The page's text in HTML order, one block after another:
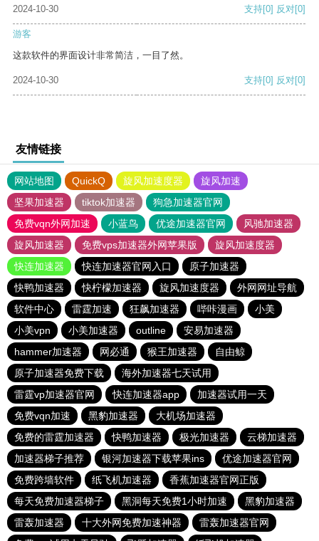
2024-10-30
支持[0] 反对[0]
游客
这款软件的界面设计非常简洁，一目了然。
2024-10-30 支持[0] 反对[0]
友情链接
网站地图 QuickQ 旋风加速度器
旋风加速
坚果加速器
tiktok加速器
狗急加速器官网
免费vqn外网加速
小蓝鸟 优途加速器官网
风驰加速器
旋风加速器
免费vps加速器外网苹果版
旋风加速度器
快连加速器
快连加速器官网入口
原子加速器
快鸭加速器
快柠檬加速器 旋风加速度器
外网网址导航
软件中心
雷霆加速 狂飙加速器 哔咔漫画
小美
小美vpn
小美加速器 outline
安易加速器
hammer加速器
网必通 猴王加速器
自由鲸
原子加速器免费下载
海外加速器七天试用
雷霆vp加速器官网
快连加速器app
加速器试用一天
免费vqn加速
黑豹加速器
大机场加速器
免费的雷霆加速器
快鸭加速器 极光加速器
云梯加速器
加速器梯子推荐
银河加速器下载苹果ins
优途加速器官网
免费跨墙软件
纸飞机加速器
香蕉加速器官网正版
每天免费加速器梯子
黑洞每天免费1小时加速
黑豹加速器
雷轰加速器
十大外网免费加速神器
雷轰加速器官网